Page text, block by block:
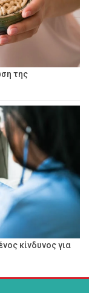
της
κίνδυνος για